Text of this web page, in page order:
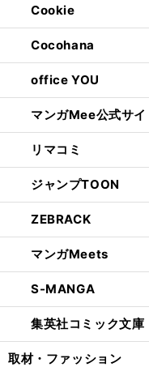
Cookie
Cocohana
office YOU
マンガMee公式サイ
リマコミ
ジャンプTOON
ZEBRACK
マンガMeets
S-MANGA
集英社コミック文庫
取材・ファッション